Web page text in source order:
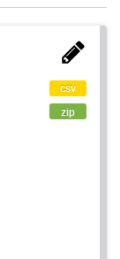
csv
zip